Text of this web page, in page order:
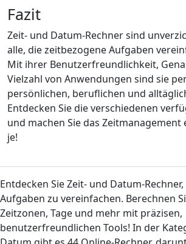
Fazit
Zeit- und Datum-Rechner sind
alle, die zeitbezogene Aufgaben
Mit ihrer Benutzerfreundlichkeit,
Vielzahl von Anwendungen sind sie
persönlichen, beruflichen und
Entdecken Sie die verschiedenen
und machen Sie das Zeitmanagement
je!
Entdecken Sie Zeit- und Datum-
Aufgaben zu vereinfachen. Berechnen
Zeitzonen, Tage und mehr mit präzisen,
benutzerfreundlichen Tools! In der